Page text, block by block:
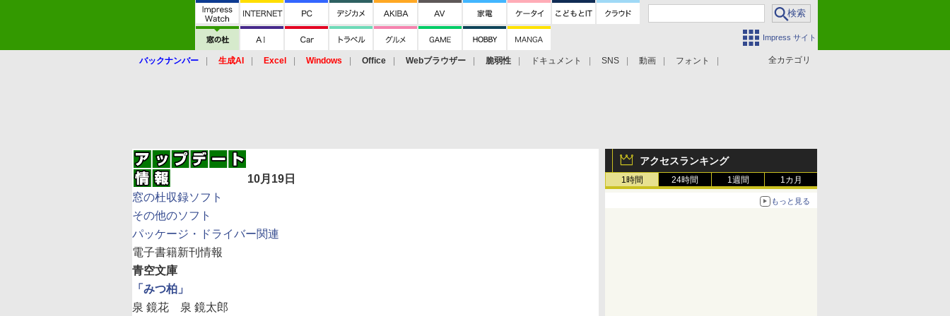
Impress サイト
全カテゴリ
バックナンバー 生成AI Excel Windows Office Webブラウザー 脆弱性 ドキュメント SNS 動画 フォント
アクセスランキング
1時間 24時間 1週間 1カ月
もっと見る
10月19日
窓の杜収録ソフト
その他のソフト
パッケージ・ドライバー関連
電子書籍新刊情報
青空文庫
「みつ柏」
泉 鏡花 泉 鏡太郎